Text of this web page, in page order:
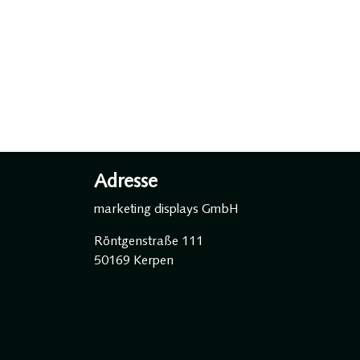
Adresse
marketing displays GmbH
Röntgenstraße 111
50169 Kerpen